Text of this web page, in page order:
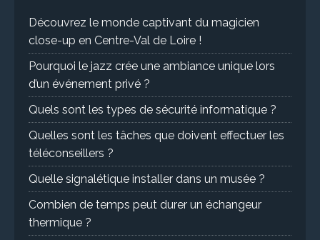
Découvrez le monde captivant du magicien
close-up en Centre-Val de Loire !
Pourquoi le jazz crée une ambiance unique lors
d’un événement privé ?
Quels sont les types de sécurité informatique ?
Quelles sont les tâches que doivent effectuer les
téléconseillers ?
Quelle signalétique installer dans un musée ?
Combien de temps peut durer un échangeur
thermique ?